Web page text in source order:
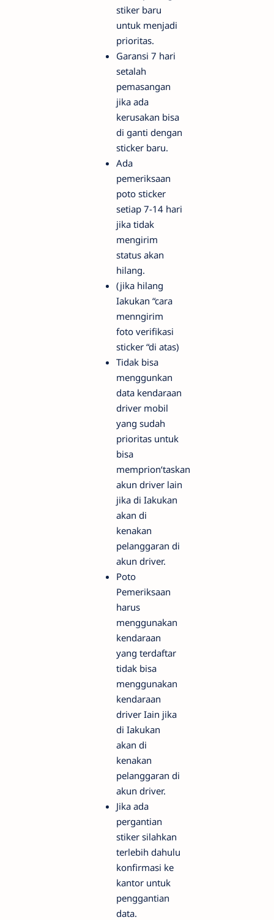
stiker baru
untuk menjadi
prioritas.
Garansi 7 hari
setalah
pemasangan
jika ada
kerusakan bisa
di ganti dengan
sticker baru.
Ada
pemeriksaan
poto sticker
setiap 7-14 hari
jika tidak
mengirim
status akan
hilang.
(jika hilang
Iakukan “cara
menngirim
foto verifikasi
sticker “di atas)
Tidak bisa
menggunkan
data kendaraan
driver mobil
yang sudah
prioritas untuk
bisa
memprion‘taskan
akun driver lain
jika di Iakukan
akan di
kenakan
pelanggaran di
akun driver.
Poto
Pemeriksaan
harus
menggunakan
kendaraan
yang terdaftar
tidak bisa
menggunakan
kendaraan
driver Iain jika
di Iakukan
akan di
kenakan
pelanggaran di
akun driver.
Jika ada
pergantian
stiker silahkan
terlebih dahulu
konfirmasi ke
kantor untuk
penggantian
data.